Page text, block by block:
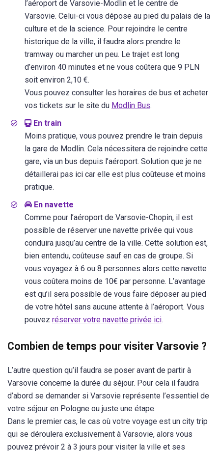
l’aéroport de Varsovie-Modlin et le centre de
Varsovie. Celui-ci vous dépose au pied du palais de la
culture et de la science. Pour rejoindre le centre
historique de la ville, il faudra alors prendre le
tramway ou marcher un peu. Le trajet est long
d’environ 40 minutes et ne vous coûtera que 9 PLN
soit environ 2,10 €.
Vous pouvez consulter les horaires de bus et acheter
vos tickets sur le site du Modlin Bus.
En train
Moins pratique, vous pouvez prendre le train depuis
la gare de Modlin. Cela nécessitera de rejoindre cette
gare, via un bus depuis l’aéroport. Solution que je ne
détaillerai pas ici car elle est plus coûteuse et moins
pratique.
En navette
Comme pour l’aéroport de Varsovie-Chopin, il est
possible de réserver une navette privée qui vous
conduira jusqu’au centre de la ville. Cette solution est,
bien entendu, coûteuse sauf en cas de groupe. Si
vous voyagez à 6 ou 8 personnes alors cette navette
vous coûtera moins de 10€ par personne. L’avantage
est qu’il sera possible de vous faire déposer au pied
de votre hôtel sans aucune attente à l’aéroport. Vous
pouvez réserver votre navette privée ici.
Combien de temps pour visiter Varsovie ?
L’autre question qu’il faudra se poser avant de partir à
Varsovie concerne la durée du séjour. Pour cela il faudra
d’abord se demander si Varsovie représente l’essentiel de
votre séjour en Pologne ou juste une étape.
Dans le premier cas, le cas où votre voyage est un city trip
qui se déroulera exclusivement à Varsovie, alors vous
pouvez prévoir 2 à 3 jours pour visiter la ville et ses